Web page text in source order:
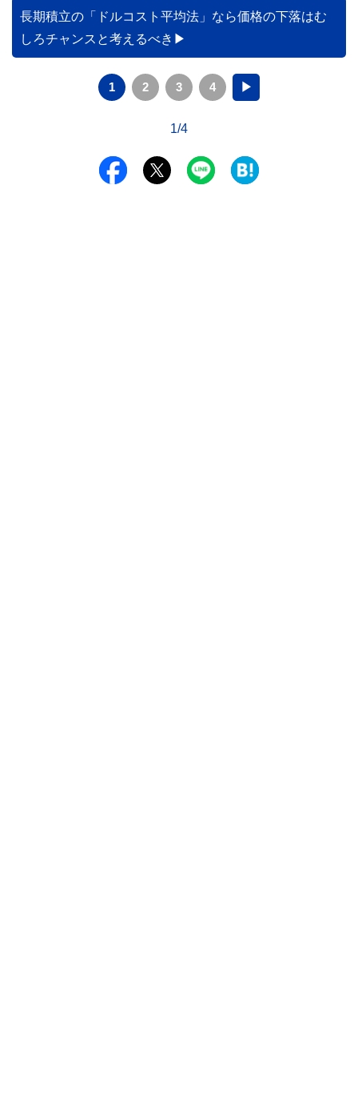
レーションします。
長期積立の「ドルコスト平均法」なら価格の下落はむ
しろチャンスと考えるべき
1 2 3 4 ▶
1/4